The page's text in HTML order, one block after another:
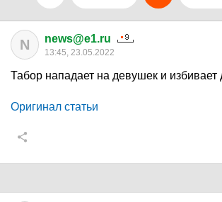
N news@e1.ru
13:45, 23.05.2022
Табор нападает на девушек и избивает
Оригинал статьи